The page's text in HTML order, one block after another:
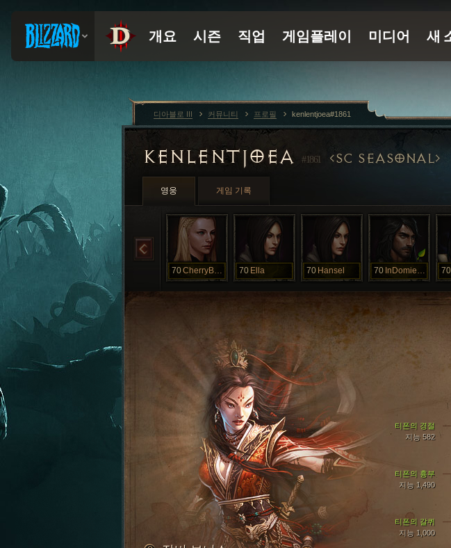
KENLENTJOEA #1861 SC SEASONAL
영웅 게임 기록
70 CherryBelle 70 Ella 70 Hansel 70 InDomiekriuk 70
티폰의 흉부
지능 1,490
티폰의 갈퀴
지능 1,000
티폰의 경절
지능 582
디아블로 III 커뮤니티 프로필 kenlentjoea#1861